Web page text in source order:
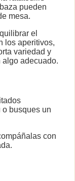
pueden
mesa.
el
los aperitivos,
variedad y
algo adecuado.
busques un
con